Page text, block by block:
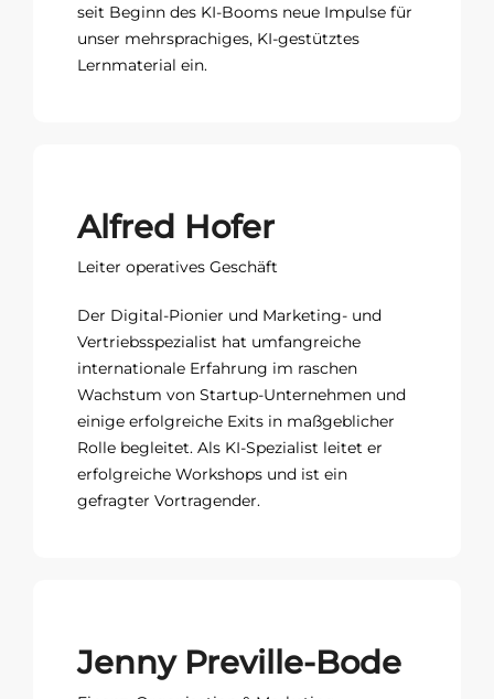
seit Beginn des KI-Booms neue Impulse für
unser mehrsprachiges, KI-gestütztes
Lernmaterial ein.
Alfred Hofer
Leiter operatives Geschäft
Der Digital-Pionier und Marketing- und
Vertriebsspezialist hat umfangreiche
internationale Erfahrung im raschen
Wachstum von Startup-Unternehmen und
einige erfolgreiche Exits in maßgeblicher
Rolle begleitet. Als KI-Spezialist leitet er
erfolgreiche Workshops und ist ein
gefragter Vortragender.
Jenny Preville-Bode